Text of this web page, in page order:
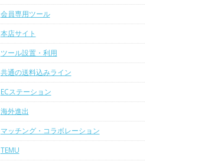
会員専用ツール
本店サイト
ツール設置・利用
共通の送料込みライン
ECステーション
海外進出
マッチング・コラボレーション
TEMU